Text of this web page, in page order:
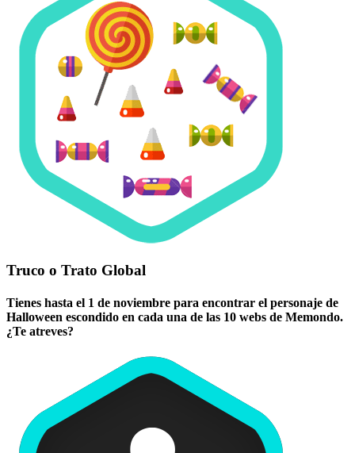
Truco o Trato Global
Tienes hasta el 1 de noviembre para encontrar el personaje de
Halloween escondido en cada una de las 10 webs de Memondo.
¿Te atreves?